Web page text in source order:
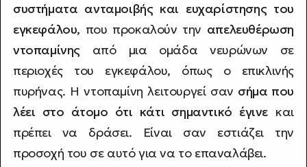
συστήματα ανταμοιβής και ευχαρίστησης του
εγκεφάλου, που προκαλούν την απελευθέρωση
ντοπαμίνης από μια ομάδα νευρώνων σε
περιοχές του εγκεφάλου, όπως ο επικλινής
πυρήνας. Η ντοπαμίνη λειτουργεί σαν σήμα που
λέει στο άτομο ότι κάτι σημαντικό έγινε και
πρέπει να δράσει. Είναι σαν εστιάζει την
προσοχή του σε αυτό για να το επαναλάβει.